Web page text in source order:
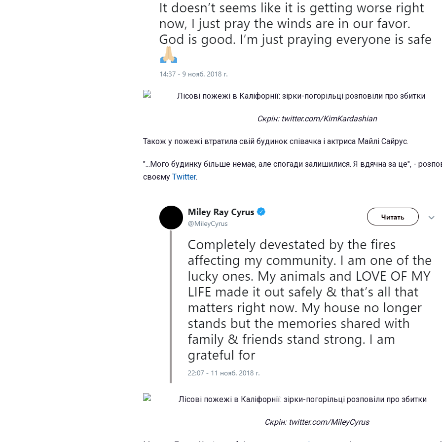
Скрін: twitter.com/KimKardashian
Також у пожежі втратила свій будинок співачка і актриса Майлі Сайрус.
"...Мого будинку більше немає, але спогади залишилися. Я вдячна за це", -
своєму Twitter.
Скрін: twitter.com/MileyCyrus